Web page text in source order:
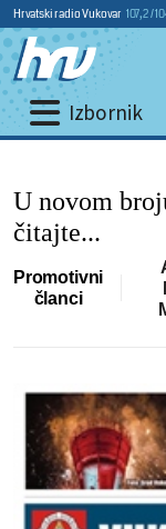
Hrvatski radio Vukovar 107,2 /
Izbornik
U novom
čitajte...
Promotivni
članci